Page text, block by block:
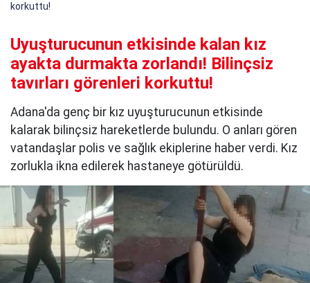
korkuttu!
Uyuşturucunun etkisinde kalan kız
ayakta durmakta zorlandı! Bilinçsiz
tavırları görenleri korkuttu!
Adana'da genç bir kız uyuşturucunun etkisinde
kalarak bilinçsiz hareketlerde bulundu. O anları gören
vatandaşlar polis ve sağlık ekiplerine haber verdi. Kız
zorlukla ikna edilerek hastaneye götürüldü.